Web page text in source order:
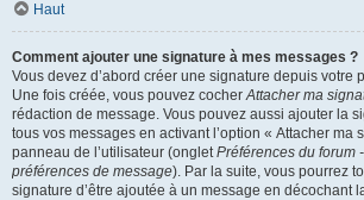
Haut
Comment ajouter une signature à mes messages ?
Vous devez d’abord créer une signature depuis votre
Une fois créée, vous pouvez cocherAttacher ma
rédaction de message. Vous pouvez aussi ajouter la
tous vos messages en activant l’option « Attacher ma
panneau de l’utilisateur (ongletPréférences du forum
préférences de message). Par la suite, vous pourrez
signature d’être ajoutée à un message en décochant